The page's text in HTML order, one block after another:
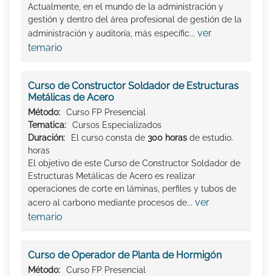
Actualmente, en el mundo de la administración y
gestión y dentro del área profesional de gestión de la
administración y auditoría, más específic... ver
temario
Curso de Constructor Soldador de Estructuras
Metálicas de Acero
Método:
Curso FP Presencial
Tematica:
Cursos Especializados
Duración:
El curso consta de 300 horas de estudio.
horas
El objetivo de este Curso de Constructor Soldador de
Estructuras Metálicas de Acero es realizar
operaciones de corte en láminas, perfiles y tubos de
acero al carbono mediante procesos de... ver
temario
Curso de Operador de Planta de Hormigón
Método:
Curso FP Presencial